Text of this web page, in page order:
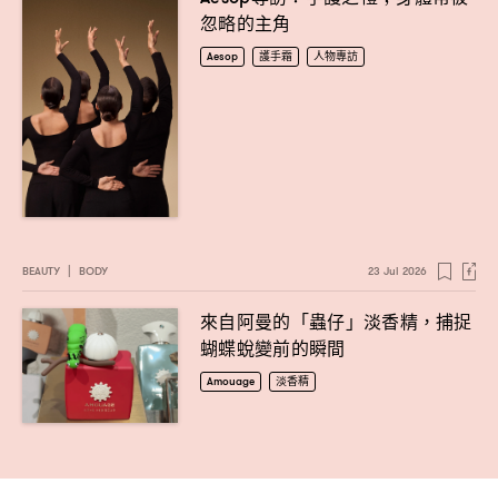
忽略的主角
Aesop 護手霜 人物專訪
BEAUTY BODY 23 Jul 2026
來自阿曼的「蟲仔」淡香精，捕捉
蝴蝶蛻變前的瞬間
Amouage 淡香精